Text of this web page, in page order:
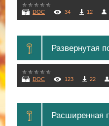
DOC 34 12
Развернутая
DOC 123 22
Расширенная